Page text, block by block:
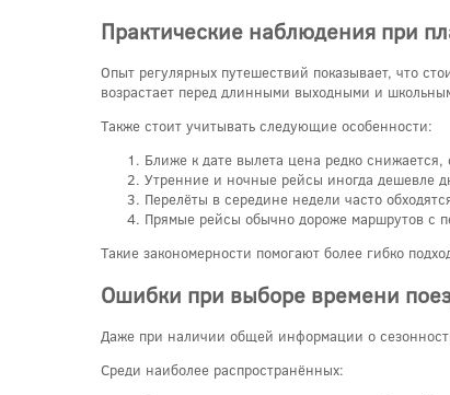
Практические наблюдения при
Опыт регулярных путешествий показывает, что
возрастает перед длинными выходными и
Также стоит учитывать следующие особенности:
Ближе к дате вылета цена редко
Утренние и ночные рейсы иногда дешевле
Перелёты в середине недели часто
Прямые рейсы обычно дороже маршрутов с
Такие закономерности помогают более гибко
Ошибки при выборе времени
Даже при наличии общей информации о
Среди наиболее распространённых: